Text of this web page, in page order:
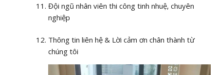
Đội ngũ nhân viên thi công tinh nhuệ, chuyên
nghiệp
Thông tin liên hệ & Lời cảm ơn chân thành từ
chúng tôi